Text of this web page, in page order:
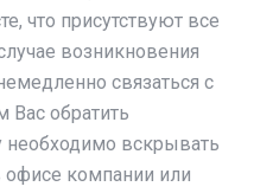
что присутствуют все
возникновения
связаться с
обратить
необходимо вскрывать
офисе компании или